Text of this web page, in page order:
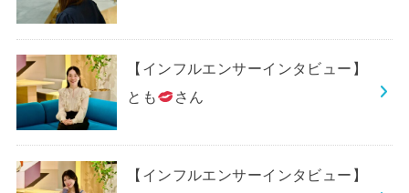
【インフルエンサーインタビュー】
とも
さん
【インフルエンサーインタビュー】